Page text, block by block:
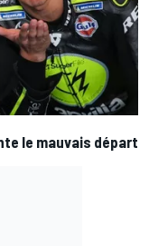
le mauvais départ